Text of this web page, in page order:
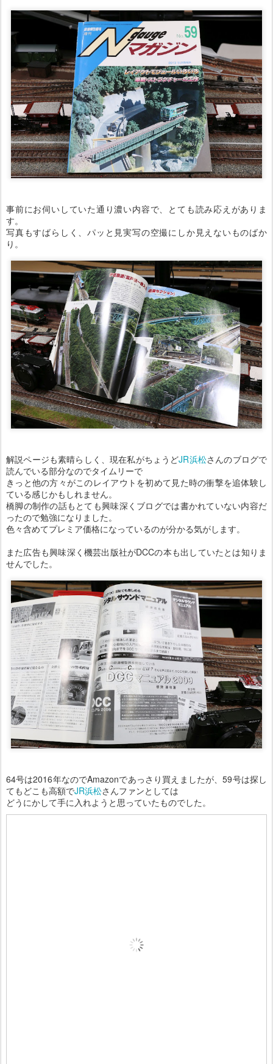
事前にお伺いしていた通り濃い内容で、とても読み応えがありま
す。
写真もすばらしく、パッと見実写の空撮にしか見えないものばか
り。
解説ページも素晴らしく、現在私がちょうどJR浜松さんのブログで
読んでいる部分なのでタイムリーで
きっと他の方々がこのレイアウトを初めて見た時の衝撃を追体験し
ている感じかもしれません。
橋脚の制作の話もとても興味深くブログでは書かれていない内容だ
ったので勉強になりました。
色々含めてプレミア価格になっているのが分かる気がします。
また広告も興味深く機芸出版社がDCCの本も出していたとは知りま
せんでした。
64号は2016年なのでAmazonであっさり買えましたが、59号は探し
てもどこも高額でJR浜松さんファンとしては
どうにかして手に入れようと思っていたものでした。